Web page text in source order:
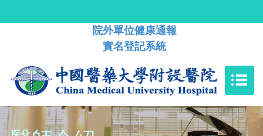
院外單位健康通報
實名登記系統